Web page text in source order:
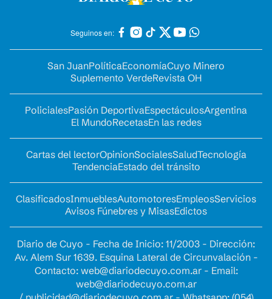
Seguinos en:
San JuanPolíticaEconomíaCuyo Minero
Suplemento VerdeRevista OH
PolicialesPasión DeportivaEspectáculosArgentina
El MundoRecetasEn las redes
Cartas del lectorOpinionSocialesSaludTecnología
TendenciaEstado del tránsito
ClasificadosInmueblesAutomotoresEmpleosServicios
Avisos Fúnebres y MisasEdictos
Diario de Cuyo - Fecha de Inicio: 11/2003 - Dirección:
Av. Alem Sur 1639. Esquina Lateral de Circunvalación -
Contacto: web@diariodecuyo.com.ar- Email:
web@diariodecuyo.com.ar